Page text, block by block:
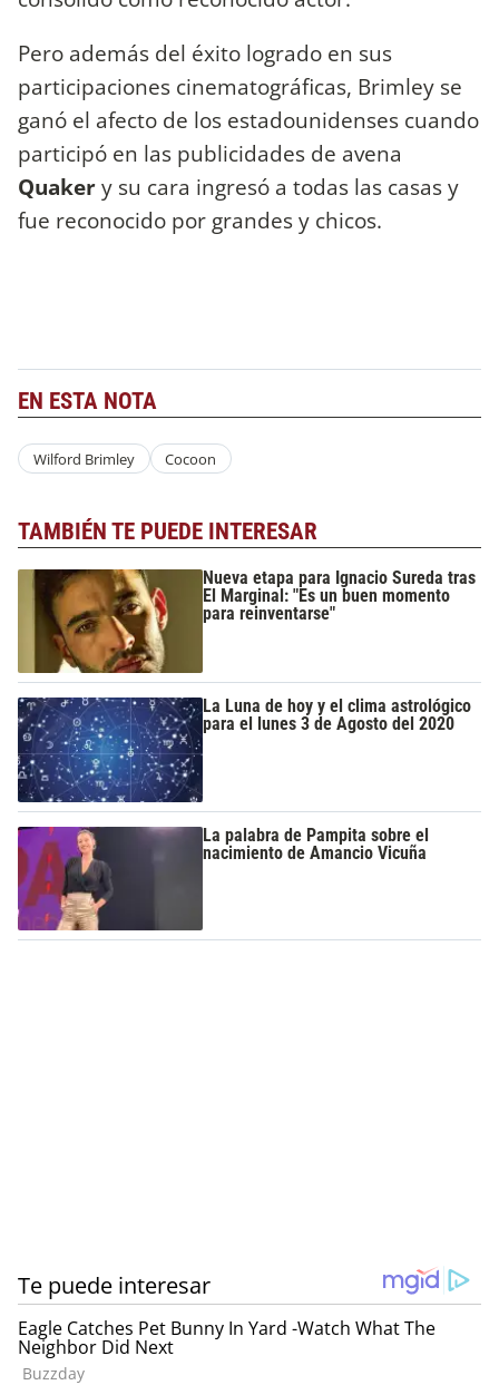
Pero además del éxito logrado en sus
participaciones cinematográficas, Brimley se
ganó el afecto de los estadounidenses cuando
participó en las publicidades de avena
Quakery su cara ingresó a todas las casas y
fue reconocido por grandes y chicos.
EN ESTA NOTA
Wilford Brimley Cocoon
TAMBIÉN TE PUEDE INTERESAR
Nueva etapa para Ignacio Sureda tras
El Marginal: "Es un buen momento
para reinventarse"
La Luna de hoy y el clima astrológico
para el lunes 3 de Agosto del 2020
La palabra de Pampita sobre el
nacimiento de Amancio Vicuña